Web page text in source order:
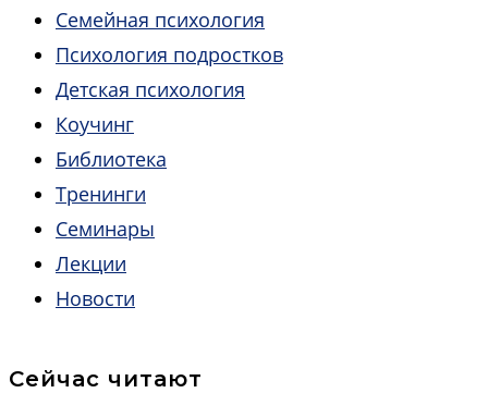
Семейная психология
Психология подростков
Детская психология
Коучинг
Библиотека
Тренинги
Семинары
Лекции
Новости
Сейчас читают